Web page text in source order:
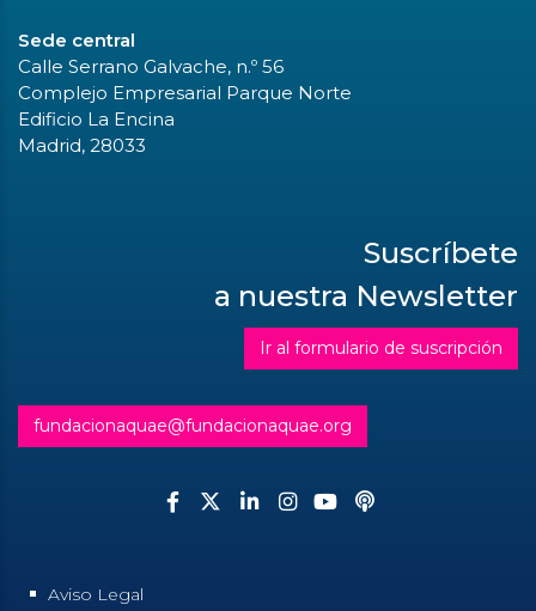
Sede central
Calle Serrano Galvache, n.º 56
Complejo Empresarial Parque Norte
Edificio La Encina
Madrid, 28033
Suscríbete
a nuestra Newsletter
Ir al formulario de suscripción
fundacionaquae@fundacionaquae.org
Aviso Legal